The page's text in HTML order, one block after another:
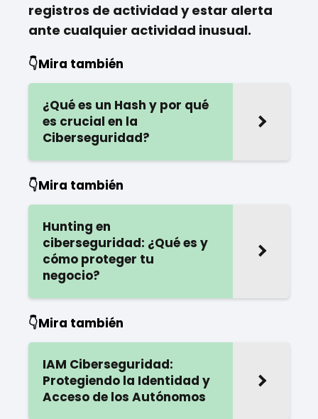
registros de actividad y estar alerta
ante cualquier actividad inusual.
👇Mira también
¿Qué es un Hash y por qué
es crucial en la
Ciberseguridad?
👇Mira también
Hunting en
ciberseguridad: ¿Qué es y
cómo proteger tu
negocio?
👇Mira también
IAM Ciberseguridad:
Protegiendo la Identidad y
Acceso de los Autónomos